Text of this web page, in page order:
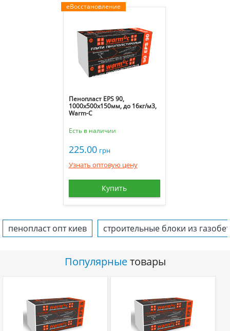
еВосстановление
Пенопласт EPS 90,
1000х500х150мм, до 16кг/м3,
Warm-C
Есть в наличии
225.00 грн
Узнать оптовую цену
Купить
пенопласт опт киев строительные блоки из
Популярныетовары